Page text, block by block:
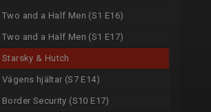
Two and a Half Men (S1 E16)
Two and a Half Men (S1 E17)
Starsky & Hutch
Vägens hjältar (S7 E14)
Border Security (S10 E17)